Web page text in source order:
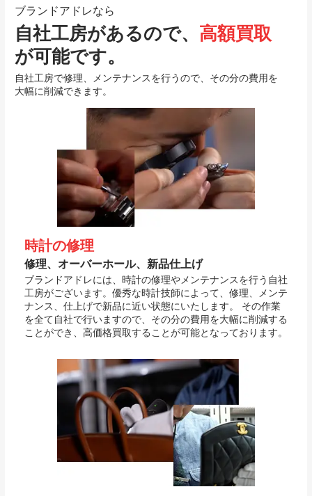
ブランドアドレなら
自社工房があるので、 高額買取
が可能です。
自社工房で修理、メンテナンスを行うので、その分の費用を
大幅に削減できます。
時計の修理
修理、オーバーホール、新品仕上げ
ブランドアドレには、時計の修理やメンテナンスを行う自社
工房がございます。優秀な時計技師によって、修理、メンテ
ナンス、仕上げで新品に近い状態にいたします。 その作業
を全て自社で行いますので、その分の費用を大幅に削減する
ことができ、高価格買取することが可能となっております。